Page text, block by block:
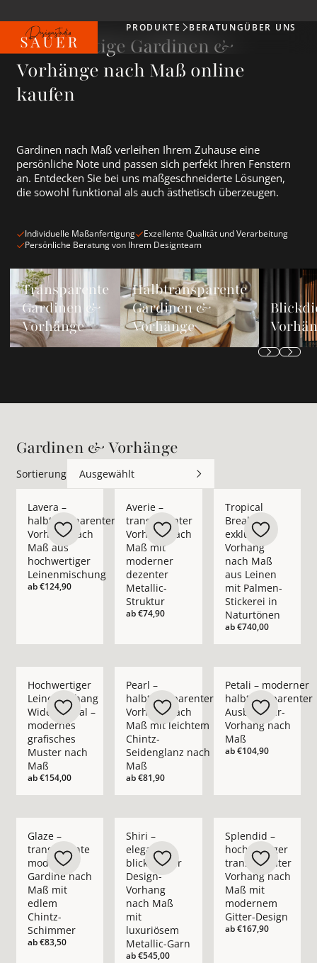
Produkte
PRODUKTE BERATUNGÜBER UNS
Hochwertige Gardinen &
Vorhänge nach Maß online
kaufen
Gardinen nach Maß verleihen Ihrem Zuhause eine
persönliche Note und passen sich perfekt Ihren Fenstern
an. Entdecken Sie bei uns maßgeschneiderte Lösungen,
die sowohl funktional als auch ästhetisch überzeugen.
Individuelle Maßanfertigung
Exzellente Qualität und Verarbeitung
Persönliche Beratung von Ihrem Designteam
Transparente Gardinen &amp; Vorhänge ansehen
Transparente
Gardinen &
Vorhänge
Halbtransparente Gardinen &amp;
Halbtransparente
Gardinen &
Vorhänge
Gardinen & Vorhänge
Sortierung Ausgewählt
Lavera –
halbtransparenter
Vorhang nach
Maß aus
hochwertiger
Leinenmischung
ab€124,90
Averie –
transparenter
Vorhang nach
Maß mit
moderner
dezenter
Metallic-
Struktur
ab€74,90
Tropical
Break –
exklusiver
Vorhang
nach Maß
aus Leinen
mit Palmen-
Stickerei in
Naturtönen
ab€740,00
Hochwertiger
Leinenvorhang
Wide Appeal –
modernes
grafisches
Muster nach
Maß
ab€154,00
Pearl –
halbtransparenter
Vorhang nach
Maß mit leichtem
Chintz-
Seidenglanz nach
Maß
ab€81,90
Petali – moderner
halbtransparenter
Ausbrenner-
Vorhang nach
Maß
ab€104,90
Glaze –
transparente
moderne
Gardine nach
Maß mit
edlem
Chintz-
Schimmer
ab€83,50
Shiri –
eleganter
blickdichter
Design-
Vorhang
nach Maß
mit
luxuriösem
Metallic-Garn
ab€545,00
Splendid –
hochwertiger
transparenter
Vorhang nach
Maß mit
modernem
Gitter-Design
ab€167,90